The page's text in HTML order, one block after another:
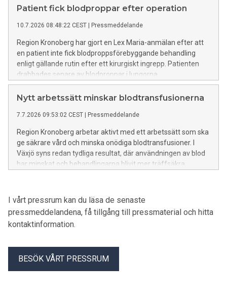
sjuksköterska.
Patient fick blodproppar efter operation
10.7.2026 08:48:22 CEST Pressmeddelande
Region Kronoberg har gjort en Lex Maria-anmälan efter att
en patient inte fick blodproppsförebyggande behandling
enligt gällande rutin efter ett kirurgiskt ingrepp. Patienten
drabbades senare av blodproppar i lungorna.
Nytt arbetssätt minskar blodtransfusionerna
7.7.2026 09:53:02 CEST Pressmeddelande
Region Kronoberg arbetar aktivt med ett arbetssätt som ska
ge säkrare vård och minska onödiga blodtransfusioner. I
Växjö syns redan tydliga resultat, där användningen av blod
har minskat och behandlingarna blivit mer träffsäkra.
I vårt pressrum kan du läsa de senaste
pressmeddelandena, få tillgång till pressmaterial och hitta
kontaktinformation.
BESÖK VÅRT PRESSRUM